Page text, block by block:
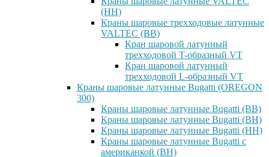
(НН)
Краны шаровые трехходовые латунные
VALTEC (ВВ)
Кран шаровой латунный
трехходовой T-образный VT
Кран шаровой латунный
трехходовой L-образный VT
Краны шаровые латунные Bugatti (OREGON
300)
Краны шаровые латунные Bugatti (ВВ)
Краны шаровые латунные Bugatti (ВН)
Краны шаровые латунные Bugatti (НН)
Краны шаровые латунные Bugatti с
американкой (ВН)